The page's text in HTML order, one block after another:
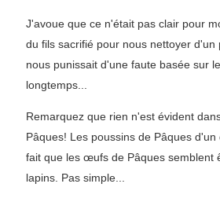
J'avoue que ce n'était pas clair pour
du fils sacrifié pour nous nettoyer d'un
nous punissait d'une faute basée sur
longtemps...
Remarquez que rien n'est évident
Pâques! Les poussins de Pâques
fait que les œufs de Pâques semblent
lapins. Pas simple...